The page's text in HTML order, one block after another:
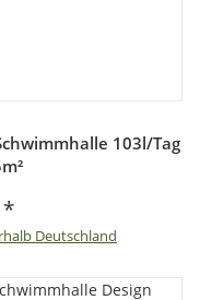
103l/Tag
*
Deutschland